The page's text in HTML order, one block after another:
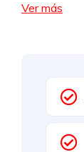
Ver más